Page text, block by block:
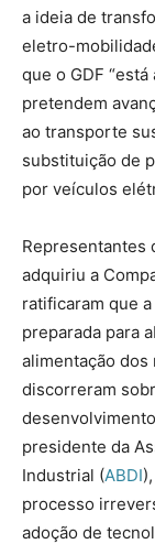
a ideia de
eletro-
que o GDF
pretendem
ao transporte
substituição de
por veículos
Representantes
adquiriu a
ratificaram que
preparada para
alimentação dos
discorreram
presidente da
Industrial (ABDI
processo
adoção de